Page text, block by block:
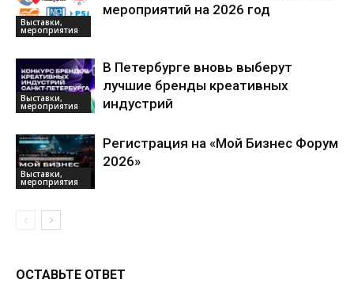
Выставки,
мероприятия
мероприятий на 2026 год
Выставки,
мероприятия
В Петербурге вновь выберут
лучшие бренды креативных
индустрий
Выставки,
мероприятия
Регистрация на «Мой Бизнес Форум
2026»
ОСТАВЬТЕ ОТВЕТ